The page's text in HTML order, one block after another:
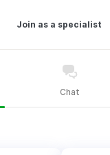
Join as a specialist
Chat